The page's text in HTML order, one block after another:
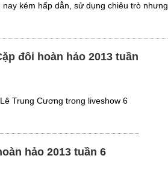
kém hấp dẫn, sử dụng chiêu trò nhưng
đôi hoàn hảo 2013 tuần
Trung Cương trong liveshow 6
hảo 2013 tuần 6